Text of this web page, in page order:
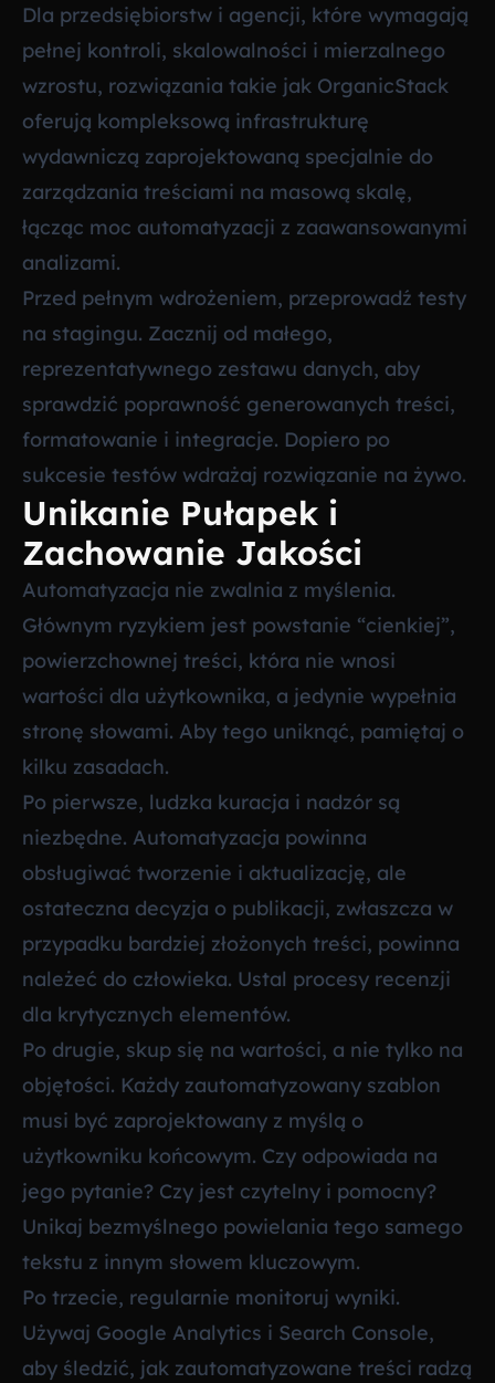
Dla przedsiębiorstw i agencji, które wymagają
pełnej kontroli, skalowalności i mierzalnego
wzrostu, rozwiązania takie jak OrganicStack
oferują kompleksową infrastrukturę
wydawniczą zaprojektowaną specjalnie do
zarządzania treściami na masową skalę,
łącząc moc automatyzacji z zaawansowanymi
analizami.
Przed pełnym wdrożeniem, przeprowadź testy
na stagingu. Zacznij od małego,
reprezentatywnego zestawu danych, aby
sprawdzić poprawność generowanych treści,
formatowanie i integracje. Dopiero po
sukcesie testów wdrażaj rozwiązanie na żywo.
Unikanie Pułapek i
Zachowanie Jakości
Automatyzacja nie zwalnia z myślenia.
Głównym ryzykiem jest powstanie “cienkiej”,
powierzchownej treści, która nie wnosi
wartości dla użytkownika, a jedynie wypełnia
stronę słowami. Aby tego uniknąć, pamiętaj o
kilku zasadach.
Po pierwsze, ludzka kuracja i nadzór są
niezbędne. Automatyzacja powinna
obsługiwać tworzenie i aktualizację, ale
ostateczna decyzja o publikacji, zwłaszcza w
przypadku bardziej złożonych treści, powinna
należeć do człowieka. Ustal procesy recenzji
dla krytycznych elementów.
Po drugie, skup się na wartości, a nie tylko na
objętości. Każdy zautomatyzowany szablon
musi być zaprojektowany z myślą o
użytkowniku końcowym. Czy odpowiada na
jego pytanie? Czy jest czytelny i pomocny?
Unikaj bezmyślnego powielania tego samego
tekstu z innym słowem kluczowym.
Po trzecie, regularnie monitoruj wyniki.
Używaj Google Analytics i Search Console,
aby śledzić, jak zautomatyzowane treści radzą